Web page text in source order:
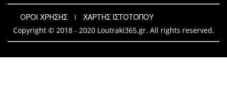
ΟΡΟΙ ΧΡΗΣΗΣ
ΧΑΡΤΗΣ ΙΣΤΟΤΟΠΟΥ
Copyright © 2018 - 2020 Loutraki365.gr. All rights reserved.